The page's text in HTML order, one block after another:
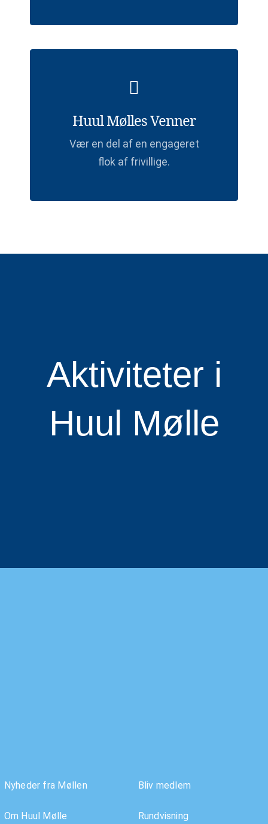
Huul Mølles Venner
Vær en del af en engageret
flok af frivillige.
Aktiviteter i
Huul Mølle
Nyheder fra Møllen
Om Huul Mølle
Bliv medlem
Rundvisning